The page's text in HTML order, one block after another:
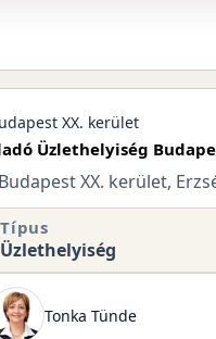
XX. kerület
Üzlethelyiség
Budapest XX. kerület,
Típus
Üzlethelyiség
Tonka Tünde